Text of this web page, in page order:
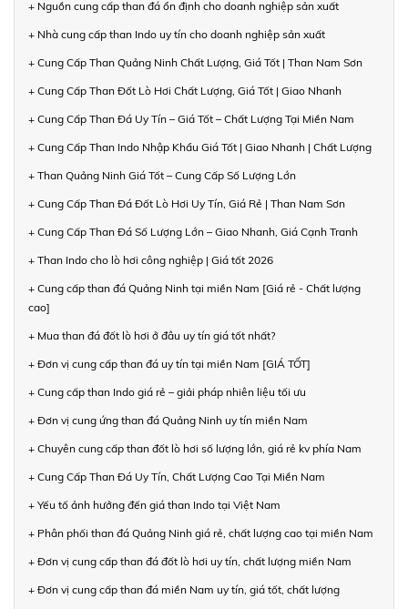
+ Nguồn cung cấp than đá ổn định cho doanh nghiệp sản xuất
+ Nhà cung cấp than Indo uy tín cho doanh nghiệp sản xuất
+ Cung Cấp Than Quảng Ninh Chất Lượng, Giá Tốt | Than Nam Sơn
+ Cung Cấp Than Đốt Lò Hơi Chất Lượng, Giá Tốt | Giao Nhanh
+ Cung Cấp Than Đá Uy Tín – Giá Tốt – Chất Lượng Tại Miền Nam
+ Cung Cấp Than Indo Nhập Khẩu Giá Tốt | Giao Nhanh | Chất Lượng
+ Than Quảng Ninh Giá Tốt – Cung Cấp Số Lượng Lớn
+ Cung Cấp Than Đá Đốt Lò Hơi Uy Tín, Giá Rẻ | Than Nam Sơn
+ Cung Cấp Than Đá Số Lượng Lớn – Giao Nhanh, Giá Cạnh Tranh
+ Than Indo cho lò hơi công nghiệp | Giá tốt 2026
+ Cung cấp than đá Quảng Ninh tại miền Nam [Giá rẻ - Chất lượng
cao]
+ Mua than đá đốt lò hơi ở đâu uy tín giá tốt nhất?
+ Đơn vị cung cấp than đá uy tín tại miền Nam [GIÁ TỐT]
+ Cung cấp than Indo giá rẻ – giải pháp nhiên liệu tối ưu
+ Đơn vị cung ứng than đá Quảng Ninh uy tín miền Nam
+ Chuyên cung cấp than đốt lò hơi số lượng lớn, giá rẻ kv phía Nam
+ Cung Cấp Than Đá Uy Tín, Chất Lượng Cao Tại Miền Nam
+ Yếu tố ảnh hưởng đến giá than Indo tại Việt Nam
+ Phân phối than đá Quảng Ninh giá rẻ, chất lượng cao tại miền Nam
+ Đơn vị cung cấp than đá đốt lò hơi uy tín, chất lượng miền Nam
+ Đơn vị cung cấp than đá miền Nam uy tín, giá tốt, chất lượng